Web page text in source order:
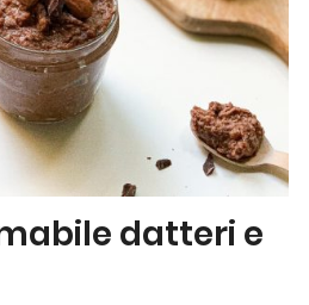
datteri e